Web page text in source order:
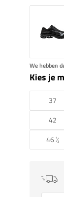
We hebben
Kies je
37
42
46 ½